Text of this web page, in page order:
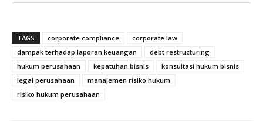
TAGS corporate compliance
corporate law
dampak terhadap laporan keuangan
debt restructuring
hukum perusahaan
kepatuhan bisnis
konsultasi hukum bisnis
legal perusahaan
manajemen risiko hukum
risiko hukum perusahaan